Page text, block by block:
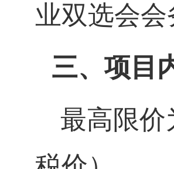
业双选会会
三、项目
最高限价